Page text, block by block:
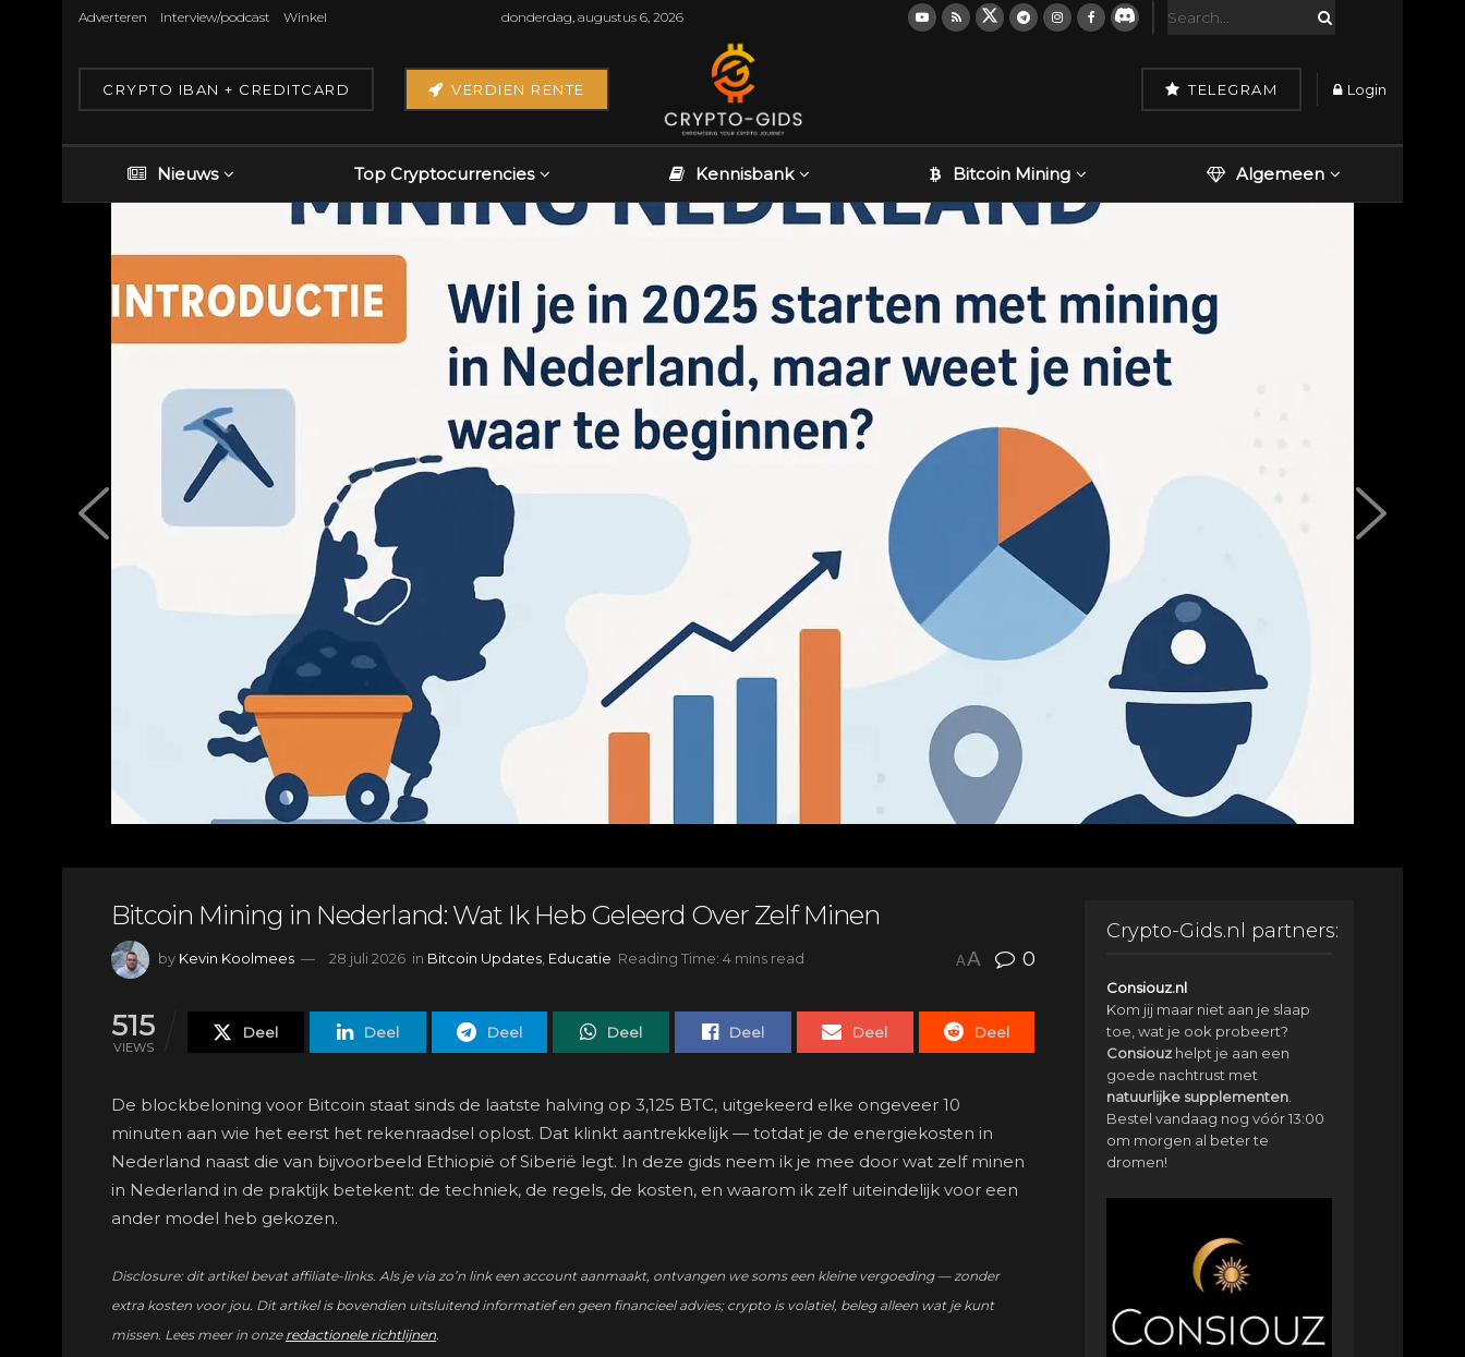
Adverteren Interview/podcast Winkel donderdag, augustus 6, 2026
CRYPTO IBAN + CREDITCARD VERDIEN RENTE TELEGRAM Login
Nieuws Top Cryptocurrencies Kennisbank Bitcoin Mining Algemeen
Bitcoin Mining in Nederland: Wat Ik Heb Geleerd Over Zelf Minen
by Kevin Koolmees 28 juli 2026 in Bitcoin Updates Educatie Reading Time: 4 mins read AA 0
515
VIEWS
Deel Deel Deel Deel Deel Deel Deel
De blockbeloning voor Bitcoin staat sinds de laatste halving op 3,125 BTC, uitgekeerd elke ongeveer 10
minuten aan wie het eerst het rekenraadsel oplost. Dat klinkt aantrekkelijk — totdat je de energiekosten in
Nederland naast die van bijvoorbeeld Ethiopië of Siberië legt. In deze gids neem ik je mee door wat zelf minen
in Nederland in de praktijk betekent: de techniek, de regels, de kosten, en waarom ik zelf uiteindelijk voor een
ander model heb gekozen.
Disclosure: dit artikel bevat affiliate-links. Als je via zo’n link een account aanmaakt, ontvangen we soms een kleine vergoeding — zonder
extra kosten voor jou. Dit artikel is bovendien uitsluitend informatief en geen financieel advies; crypto is volatiel, beleg alleen wat je kunt
missen. Lees meer in onze redactionele richtlijnen.
Crypto-Gids.nl partners:
Consiouz.nl
Kom jij maar niet aan je slaap
toe, wat je ook probeert?
Consiouzhelpt je aan een
goede nachtrust met
natuurlijke supplementen.
Bestel vandaag nog vóór 13:00
om morgen al beter te
dromen!